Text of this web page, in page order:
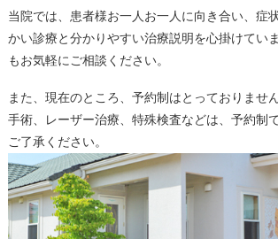
当院では、患者様お一人お一人に向き合い、症
かい診療と分かりやすい治療説明を心掛けてい
もお気軽にご相談ください。
また、現在のところ、予約制はとっておりませ
手術、レーザー治療、特殊検査などは、予約制
ご了承ください。